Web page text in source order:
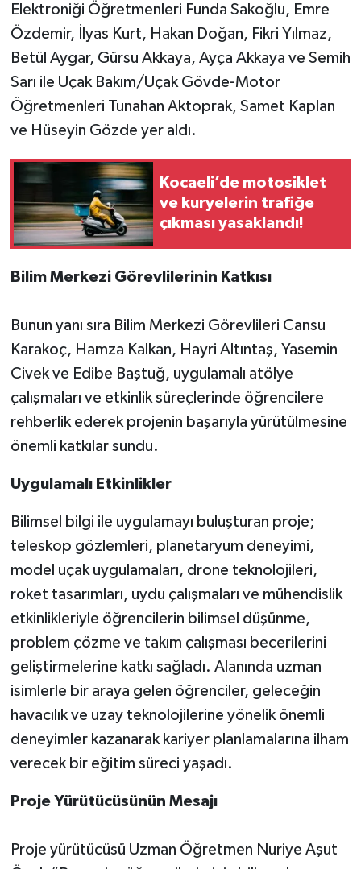
Elektroniği Öğretmenleri Funda Sakoğlu, Emre
Özdemir, İlyas Kurt, Hakan Doğan, Fikri Yılmaz,
Betül Aygar, Gürsu Akkaya, Ayça Akkaya ve Semih
Sarı ile Uçak Bakım/Uçak Gövde-Motor
Öğretmenleri Tunahan Aktoprak, Samet Kaplan
ve Hüseyin Gözde yer aldı.
Kocaeli’de motosiklet
ve kuryelerin trafiğe
çıkması yasaklandı!
Bilim Merkezi Görevlilerinin Katkısı
Bunun yanı sıra Bilim Merkezi Görevlileri Cansu
Karakoç, Hamza Kalkan, Hayri Altıntaş, Yasemin
Civek ve Edibe Baştuğ, uygulamalı atölye
çalışmaları ve etkinlik süreçlerinde öğrencilere
rehberlik ederek projenin başarıyla yürütülmesine
önemli katkılar sundu.
Uygulamalı Etkinlikler
Bilimsel bilgi ile uygulamayı buluşturan proje;
teleskop gözlemleri, planetaryum deneyimi,
model uçak uygulamaları, drone teknolojileri,
roket tasarımları, uydu çalışmaları ve mühendislik
etkinlikleriyle öğrencilerin bilimsel düşünme,
problem çözme ve takım çalışması becerilerini
geliştirmelerine katkı sağladı. Alanında uzman
isimlerle bir araya gelen öğrenciler, geleceğin
havacılık ve uzay teknolojilerine yönelik önemli
deneyimler kazanarak kariyer planlamalarına ilham
verecek bir eğitim süreci yaşadı.
Proje Yürütücüsünün Mesajı
Proje yürütücüsü Uzman Öğretmen Nuriye Aşut